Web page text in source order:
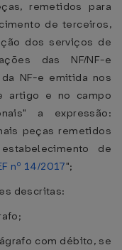
remetidos para
de terceiros,
dos serviços de
das NF/NF-e
NF-e emitida nos
artigo e no campo
a expressão:
peças remetidos
de
nº 14/2017";
descritas:
com débito, se